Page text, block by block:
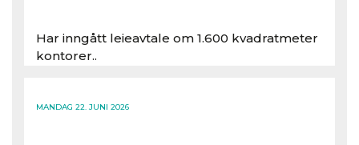
Har inngått leieavtale om 1.600 kvadratmeter
kontorer..
MANDAG 22. JUNI 2026